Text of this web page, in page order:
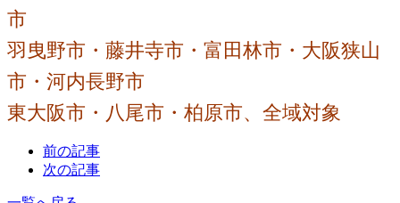
市
羽曳野市・藤井寺市・富田林市・大阪狭山
市・河内長野市
東大阪市・八尾市・柏原市、全域対象
前の記事
次の記事